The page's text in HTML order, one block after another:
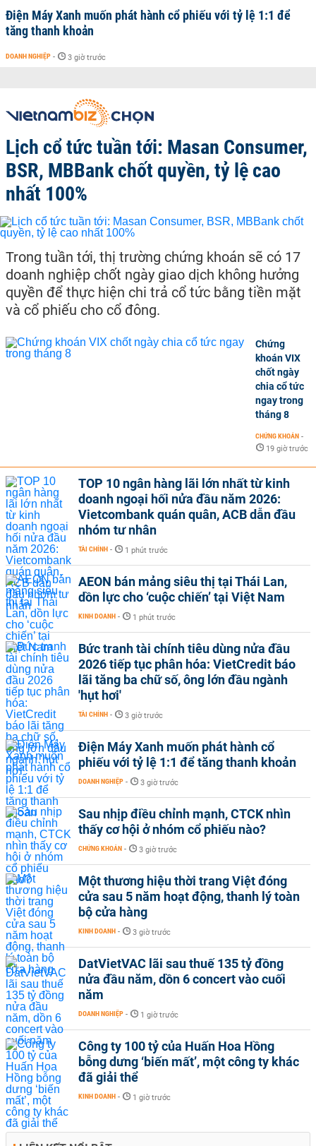
Điện Máy Xanh muốn phát hành cổ phiếu với tỷ lệ 1:1 để
tăng thanh khoản
DOANH NGHIỆP - 3 giờ trước
Lịch cổ tức tuần tới: Masan Consumer,
BSR, MBBank chốt quyền, tỷ lệ cao
nhất 100%
Trong tuần tới, thị trường chứng khoán sẽ có 17
doanh nghiệp chốt ngày giao dịch không hưởng
quyền để thực hiện chi trả cổ tức bằng tiền mặt
và cổ phiếu cho cổ đông.
Chứng
khoán VIX
chốt ngày
chia cổ tức
ngay trong
tháng 8
CHỨNG KHOÁN -
19 giờ trước
TOP 10 ngân hàng lãi lớn nhất từ kinh
doanh ngoại hối nửa đầu năm 2026:
Vietcombank quán quân, ACB dẫn đầu
nhóm tư nhân
TÀI CHÍNH - 1 phút trước
AEON bán mảng siêu thị tại Thái Lan,
dồn lực cho ‘cuộc chiến’ tại Việt Nam
KINH DOANH - 1 phút trước
Bức tranh tài chính tiêu dùng nửa đầu
2026 tiếp tục phân hóa: VietCredit báo
lãi tăng ba chữ số, ông lớn đầu ngành
'hụt hơi'
TÀI CHÍNH - 3 giờ trước
Điện Máy Xanh muốn phát hành cổ
phiếu với tỷ lệ 1:1 để tăng thanh khoản
DOANH NGHIỆP - 3 giờ trước
Sau nhịp điều chỉnh mạnh, CTCK nhìn
thấy cơ hội ở nhóm cổ phiếu nào?
CHỨNG KHOÁN - 3 giờ trước
Một thương hiệu thời trang Việt đóng
cửa sau 5 năm hoạt động, thanh lý toàn
bộ cửa hàng
KINH DOANH - 3 giờ trước
DatVietVAC lãi sau thuế 135 tỷ đồng
nửa đầu năm, dồn 6 concert vào cuối
năm
DOANH NGHIỆP - 1 giờ trước
Công ty 100 tỷ của Huấn Hoa Hồng
bỗng dưng ‘biến mất’, một công ty khác
đã giải thể
KINH DOANH - 1 giờ trước